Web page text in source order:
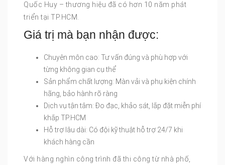
Quốc Huy – thương hiệu đã có hơn 10 năm phát
triển tại TP.HCM.
Giá trị mà bạn nhận được:
Chuyên môn cao: Tư vấn đúng và phù hợp với
từng không gian cụ thể
Sản phẩm chất lượng: Màn vải và phụ kiện chính
hãng, bảo hành rõ ràng
Dịch vụ tận tâm: Đo đạc, khảo sát, lắp đặt miễn phí
khắp TP.HCM
Hỗ trợ lâu dài: Có đội kỹ thuật hỗ trợ 24/7 khi
khách hàng cần
Với hàng nghìn công trình đã thi công từ nhà phố,